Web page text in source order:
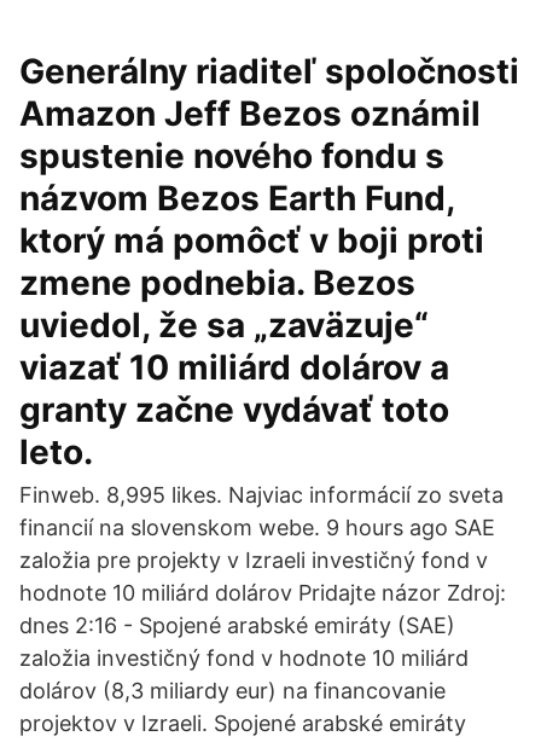
Generálny riaditeľ spoločnosti
Amazon Jeff Bezos oznámil
spustenie nového fondu s
názvom Bezos Earth Fund,
ktorý má pomôcť v boji proti
zmene podnebia. Bezos
uviedol, že sa „zaväzuje“
viazať 10 miliárd dolárov a
granty začne vydávať toto
leto.
Finweb. 8,995 likes. Najviac informácií zo sveta
financií na slovenskom webe. 9 hours ago SAE
založia pre projekty v Izraeli investičný fond v
hodnote 10 miliárd dolárov Pridajte názor Zdroj:
dnes 2:16 - Spojené arabské emiráty (SAE)
založia investičný fond v hodnote 10 miliárd
dolárov (8,3 miliardy eur) na financovanie
projektov v Izraeli. Spojené arabské emiráty